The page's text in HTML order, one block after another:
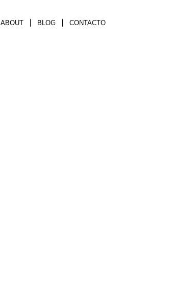
ABOUT BLOG CONTACTO